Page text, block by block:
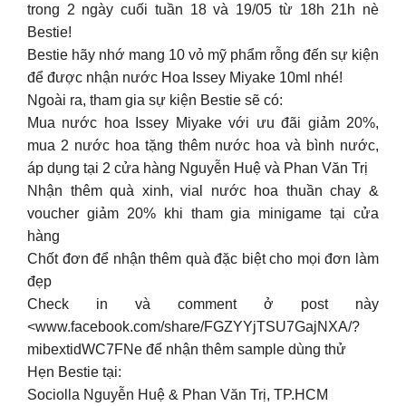
trong 2 ngày cuối tuần 18 và 19/05 từ 18h 21h nè
Bestie!
Bestie hãy nhớ mang 10 vỏ mỹ phẩm rỗng đến sự kiện
để được nhận nước Hoa Issey Miyake 10ml nhé!
Ngoài ra, tham gia sự kiện Bestie sẽ có:
Mua nước hoa Issey Miyake với ưu đãi giảm 20%,
mua 2 nước hoa tặng thêm nước hoa và bình nước,
áp dụng tại 2 cửa hàng Nguyễn Huệ và Phan Văn Trị
Nhận thêm quà xinh, vial nước hoa thuần chay &
voucher giảm 20% khi tham gia minigame tại cửa
hàng
Chốt đơn để nhận thêm quà đặc biệt cho mọi đơn làm
đẹp
Check in và comment ở post này
<www.facebook.com/share/FGZYYjTSU7GajNXA/?
mibextidWC7FNe để nhận thêm sample dùng thử
Hẹn Bestie tại:
Sociolla Nguyễn Huệ & Phan Văn Trị, TP.HCM